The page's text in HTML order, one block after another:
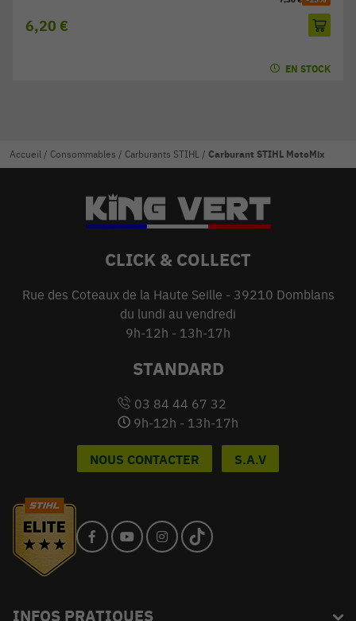
6,20 €
EN STOCK
Accueil / Consommables / Carburants STIHL / Carburant STIHL MotoMix
CLICK & COLLECT
Rue des Coteaux de la Haute Seille - 39210 Domblans
du lundi au vendredi
9h-12h - 13h-17h
STANDARD
03 84 44 67 32
9h-12h - 13h-17h
NOUS CONTACTER S.A.V
INFOS PRATIQUES